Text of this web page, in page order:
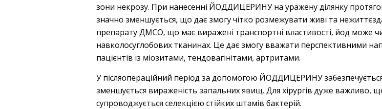
зони некрозу. При нанесенні ЙОДДИЦЕРИНУ на уражену ділянку
значно зменшується, що дає змогу чітко розмежувати живі та
препарату ДМСО, що має виражені транспортні властивості, йод може
навколосуглобових тканинах. Це дає змогу вважати перспективними
пацієнтів із міозитами, тендовагінітами, артритами.
У післяопераційний період за допомогою ЙОДДИЦЕРИНУ
зменшується вираженість запальних явищ. Для хірургів дуже важливо,
супроводжується селекцією стійких штамів бактерій.